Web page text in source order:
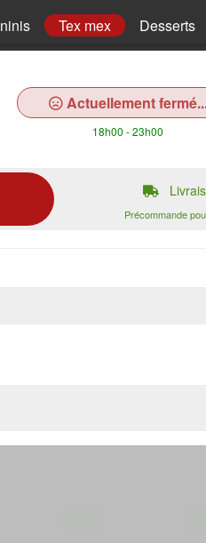
Tex mex Desserts
Actuellement
18h00 - 23h00
Précommande